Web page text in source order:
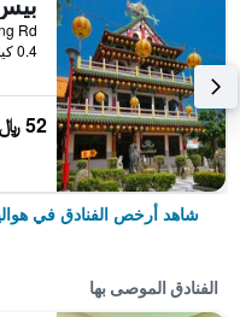
0.4 كيلومتر عن وسط المدينة
52 ﷼
شاهد أرخص الفنادق في
الفنادق الموصى بها